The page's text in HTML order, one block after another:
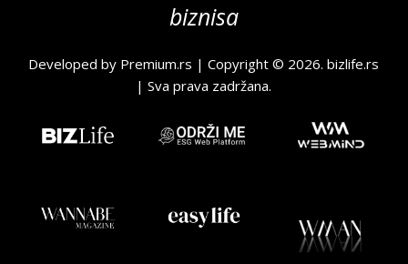
biznisa
Developed by Premium.rs | Copyright © 2026.bizlife.rs
| Sva prava zadržana.